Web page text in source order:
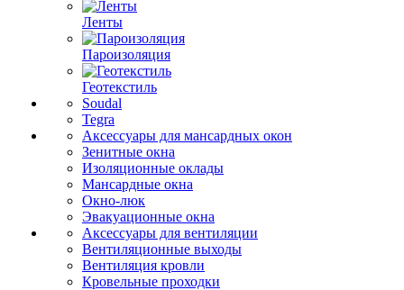
Ленты
Пароизоляция
Геотекстиль
Soudal
Tegra
Аксессуары для мансардных окон
Зенитные окна
Изоляционные оклады
Мансардные окна
Окно-люк
Эвакуационные окна
Аксессуары для вентиляции
Вентиляционные выходы
Вентиляция кровли
Кровельные проходки